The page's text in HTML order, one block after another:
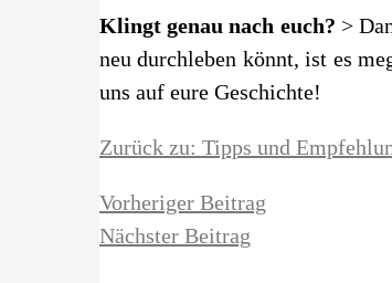
Klingt genau nach euch? >
neu durchleben könnt, ist es
uns auf eure Geschichte!
Zurück zu: Tipps und
Vorheriger Beitrag
Nächster Beitrag